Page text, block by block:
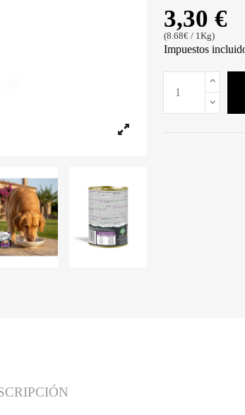
3,30 €
(8.68€ / 1Kg)
Impuestos